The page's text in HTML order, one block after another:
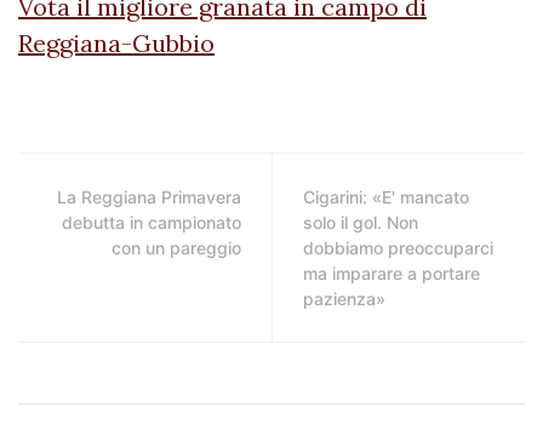
Vota il migliore granata in campo di
Reggiana-Gubbio
La Reggiana Primavera
debutta in campionato
con un pareggio
Cigarini: «E' mancato
solo il gol. Non
dobbiamo preoccuparci
ma imparare a portare
pazienza»